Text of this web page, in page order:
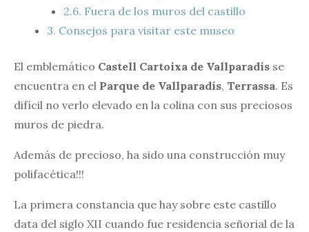
2.6. Fuera de los muros del castillo
3. Consejos para visitar este museo
El emblemático Castell Cartoixa de Vallparadís se
encuentra en el Parque de Vallparadís, Terrassa. Es
difícil no verlo elevado en la colina con sus preciosos
muros de piedra.
Además de precioso, ha sido una construcción muy
polifacética!!!
La primera constancia que hay sobre este castillo
data del siglo XII cuando fue residencia señorial de la